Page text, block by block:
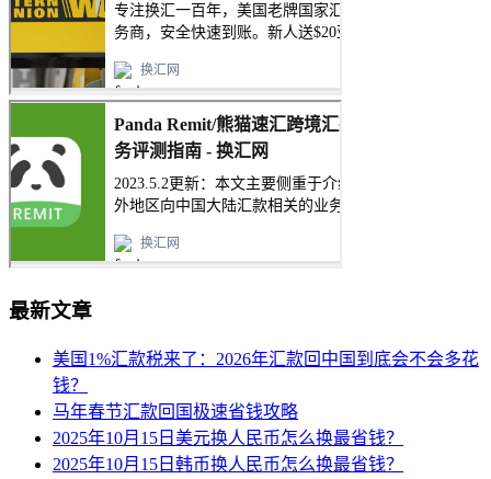
最新文章
美国1%汇款税来了：2026年汇款回中国到底会不会多花
钱？
马年春节汇款回国极速省钱攻略
2025年10月15日美元换人民币怎么换最省钱？
2025年10月15日韩币换人民币怎么换最省钱？